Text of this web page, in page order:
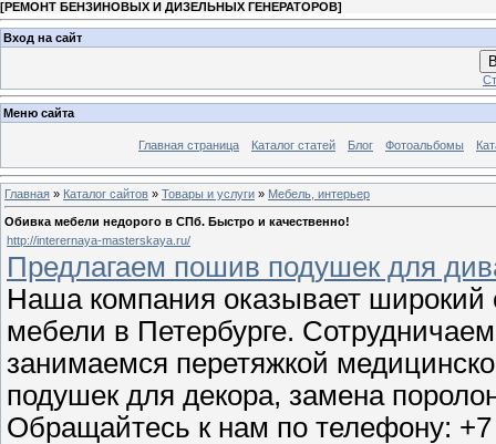
[РЕМОНТ БЕНЗИНОВЫХ И ДИЗЕЛЬНЫХ ГЕНЕРАТОРОВ]
Вход на сайт
Меню сайта
Главная страница Каталог статей Блог Фотоальбомы
Главная » Каталог сайтов » Товары и услуги » Мебель, интерьер
Обивка мебели недорого в СПб. Быстро и качественно!
http://interernaya-masterskaya.ru/
Предлагаем пошив подушек для
Наша компания оказывает широкий
мебели в Петербурге.
занимаемся перетяжкой
подушек для декора, замена
Обращайтесь к нам по телефону: